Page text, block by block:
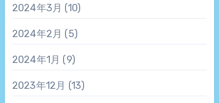
2024年3月 (10)
2024年2月 (5)
2024年1月 (9)
2023年12月 (13)